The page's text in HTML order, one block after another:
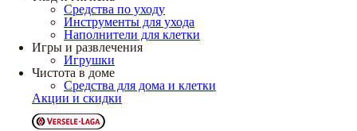
Средства по уходу
Инструменты для ухода
Наполнители для клетки
Игры и развлечения
Игрушки
Чистота в доме
Средства для дома и клетки
Акции и скидки